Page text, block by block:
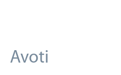
Avoti